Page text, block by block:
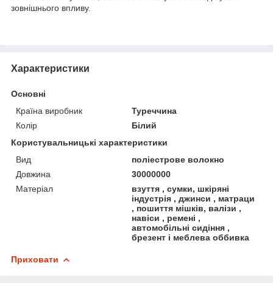
зовнішнього впливу.
Характеристики
Основні
Країна виробник
Туреччина
Колір
Білий
Користувальницькі характеристики
Вид
поліестрове волокно
Довжина
30000000
Матеріал
взуття , сумки, шкіряні
індустрія , джинси , матраци
, пошиття мішків, валізи ,
навіси , ремені ,
автомобільні сидіння ,
брезент і меблева оббивка
Приховати